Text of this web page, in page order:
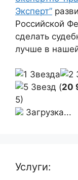
Эксперт”
Российской
сделать
лучше в
(20
5)
Загрузка...
Услуги: